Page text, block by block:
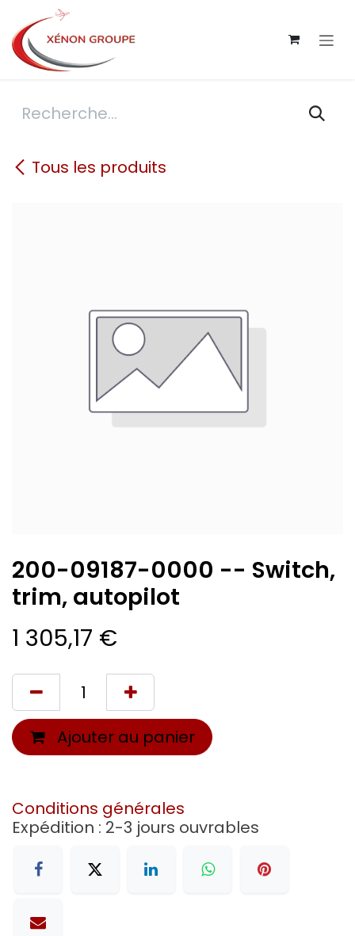
Se rendre au contenu
Tous les produits
200-09187-0000 -- Switch,
trim, autopilot
1 305,17 €
Ajouter au panier
Conditions générales
Expédition : 2-3 jours ouvrables